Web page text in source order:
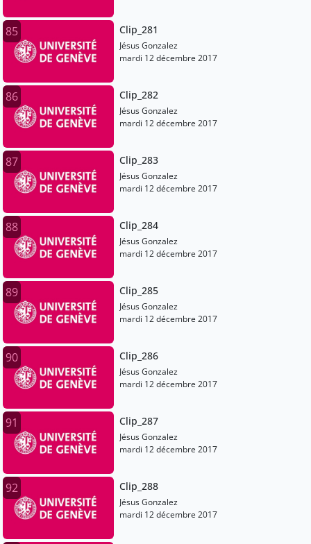
85 Clip_281
Jésus Gonzalez
mardi 12 décembre 2017
86 Clip_282
Jésus Gonzalez
mardi 12 décembre 2017
87 Clip_283
Jésus Gonzalez
mardi 12 décembre 2017
88 Clip_284
Jésus Gonzalez
mardi 12 décembre 2017
89 Clip_285
Jésus Gonzalez
mardi 12 décembre 2017
90 Clip_286
Jésus Gonzalez
mardi 12 décembre 2017
91 Clip_287
Jésus Gonzalez
mardi 12 décembre 2017
92 Clip_288
Jésus Gonzalez
mardi 12 décembre 2017